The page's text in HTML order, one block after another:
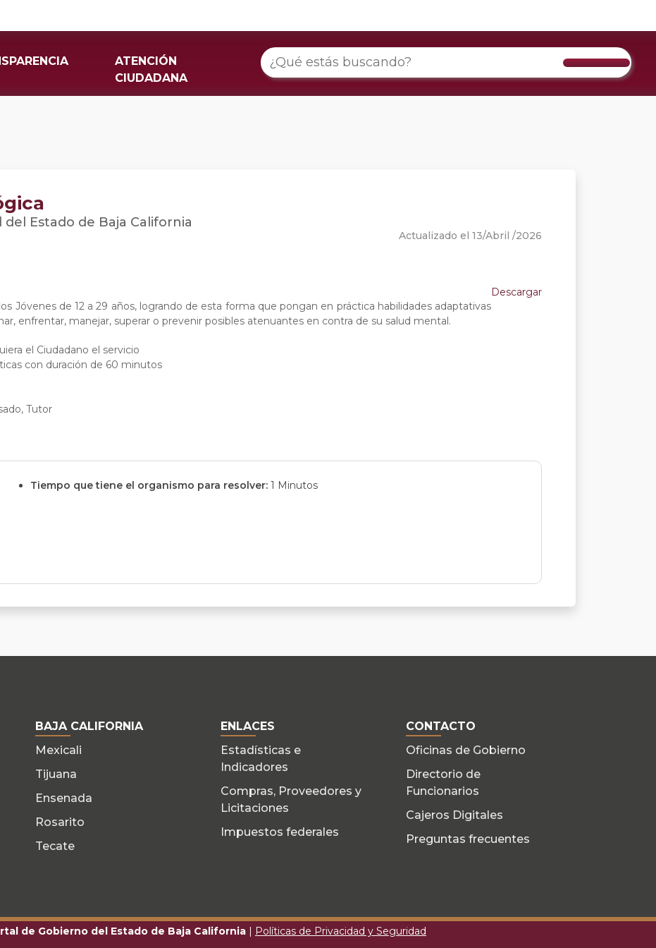
ATENCIÓN
CIUDADANA
Estado de Baja California
Actualizado el 13/Abril /2026
Descargar
Jóvenes de 12 a 29 años, logrando de esta forma que pongan en práctica habilidades adaptativas
enfrentar, manejar, superar o prevenir posibles atenuantes en contra de su salud mental.
el Ciudadano el servicio
con duración de 60 minutos
Tutor
Tiempo que tiene el organismo para resolver: 1 Minutos
BAJA CALIFORNIA
Mexicali
Tijuana
Ensenada
Rosarito
Tecate
ENLACES
Estadísticas e
Indicadores
Compras, Proveedores y
Licitaciones
Impuestos federales
CONTACTO
Oficinas de Gobierno
Directorio de
Funcionarios
Cajeros Digitales
Preguntas frecuentes
de Gobierno del Estado de Baja California | Políticas de Privacidad y Seguridad